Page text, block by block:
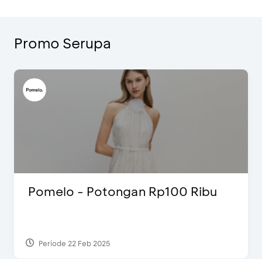
Promo Serupa
Pomelo - Potongan Rp100 Ribu
Periode 22 Feb 2025